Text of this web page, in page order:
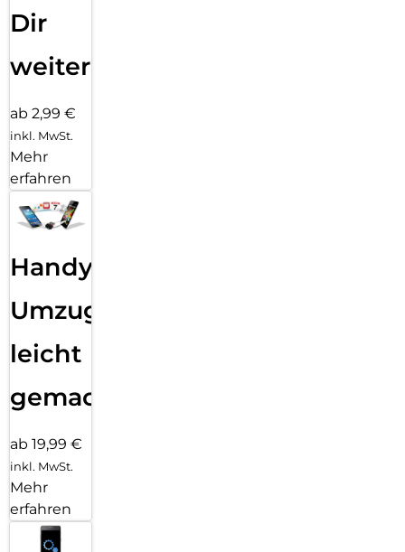
Dir
weiter
ab 2,99 €
inkl. MwSt.
Mehr
erfahren
Handy
Umzug
leicht
gemacht!
ab 19,99 €
inkl. MwSt.
Mehr
erfahren